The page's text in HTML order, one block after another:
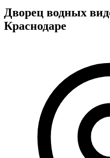
Дворец водных
Краснодаре